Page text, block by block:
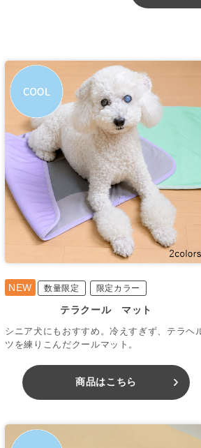
NEW 数量限定 限定カラー
テラクール マット
シニア犬にもおすすめ。冷えすぎず、テラヘ
ツを練りこんだクールマット。
商品はこちら